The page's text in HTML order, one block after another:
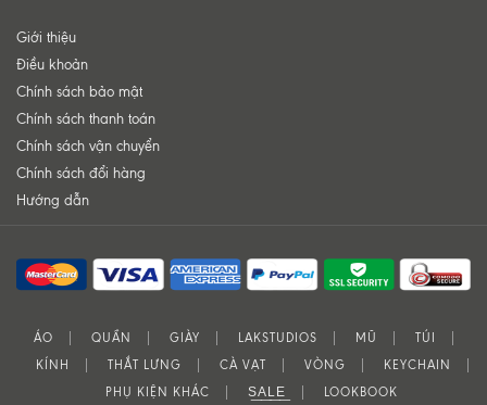
Giới thiệu
Điều khoản
Chính sách bảo mật
Chính sách thanh toán
Chính sách vận chuyển
Chính sách đổi hàng
Hướng dẫn
ÁO QUẦN GIÀY LAKSTUDIOS MŨ
TÚI
KÍNH
THẮT LƯNG CÀ VẠT VÒNG
KEYCHAIN
PHỤ KIỆN KHÁC
S͟A͟L͟E͟ LOOKBOOK